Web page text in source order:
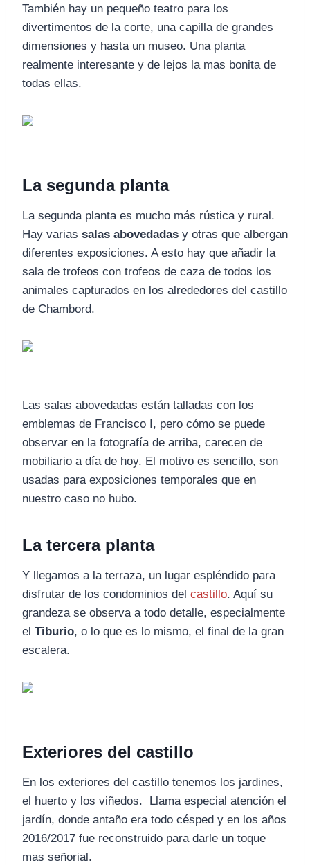
También hay un pequeño teatro para los
divertimentos de la corte, una capilla de grandes
dimensiones y hasta un museo. Una planta
realmente interesante y de lejos la mas bonita de
todas ellas.
La segunda planta
La segunda planta es mucho más rústica y rural.
Hay varias salas abovedadas y otras que albergan
diferentes exposiciones. A esto hay que añadir la
sala de trofeos con trofeos de caza de todos los
animales capturados en los alrededores del castillo
de Chambord.
Las salas abovedadas están talladas con los
emblemas de Francisco I, pero cómo se puede
observar en la fotografía de arriba, carecen de
mobiliario a día de hoy. El motivo es sencillo, son
usadas para exposiciones temporales que en
nuestro caso no hubo.
La tercera planta
Y llegamos a la terraza, un lugar espléndido para
disfrutar de los condominios del castillo. Aquí su
grandeza se observa a todo detalle, especialmente
el Tiburio, o lo que es lo mismo, el final de la gran
escalera.
Exteriores del castillo
En los exteriores del castillo tenemos los jardines,
el huerto y los viñedos. Llama especial atención el
jardín, donde antaño era todo césped y en los años
2016/2017 fue reconstruido para darle un toque
mas señorial.